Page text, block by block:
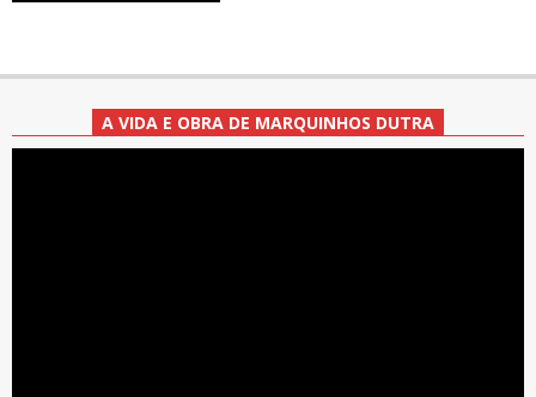
A VIDA E OBRA DE MARQUINHOS DUTRA